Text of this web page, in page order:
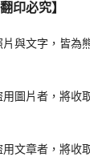
印必究】
片與文字，皆為
圖片者，將收
文章者，將收